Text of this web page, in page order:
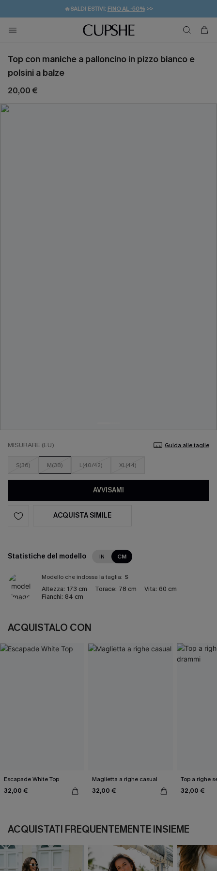
🔥SALDI ESTIVI: FINO AL -50%>>
🚚SPEDIZIONE GRATUITA DA 49€
💌REGALO PER I NUOVI: 20% DI SCONTO*
Top con maniche a palloncino in pizzo bianco e
polsini a balze
20,00 €
MISURARE (EU) Guida alle taglie
S(36) M(38) L(40/42) XL(44)
AVVISAMI
ACQUISTA SIMILE
Statistiche del modello IN CM
Modello che indossa la taglia: S
Altezza: 173 cm Torace: 78 cm Vita: 60 cm
Fianchi: 84 cm
ACQUISTALO CON
Escapade White Top
32,00 €
Maglietta a righe casual
32,00 €
Top a righe
32,00 €
ACQUISTATI FREQUENTEMENTE INSIEME